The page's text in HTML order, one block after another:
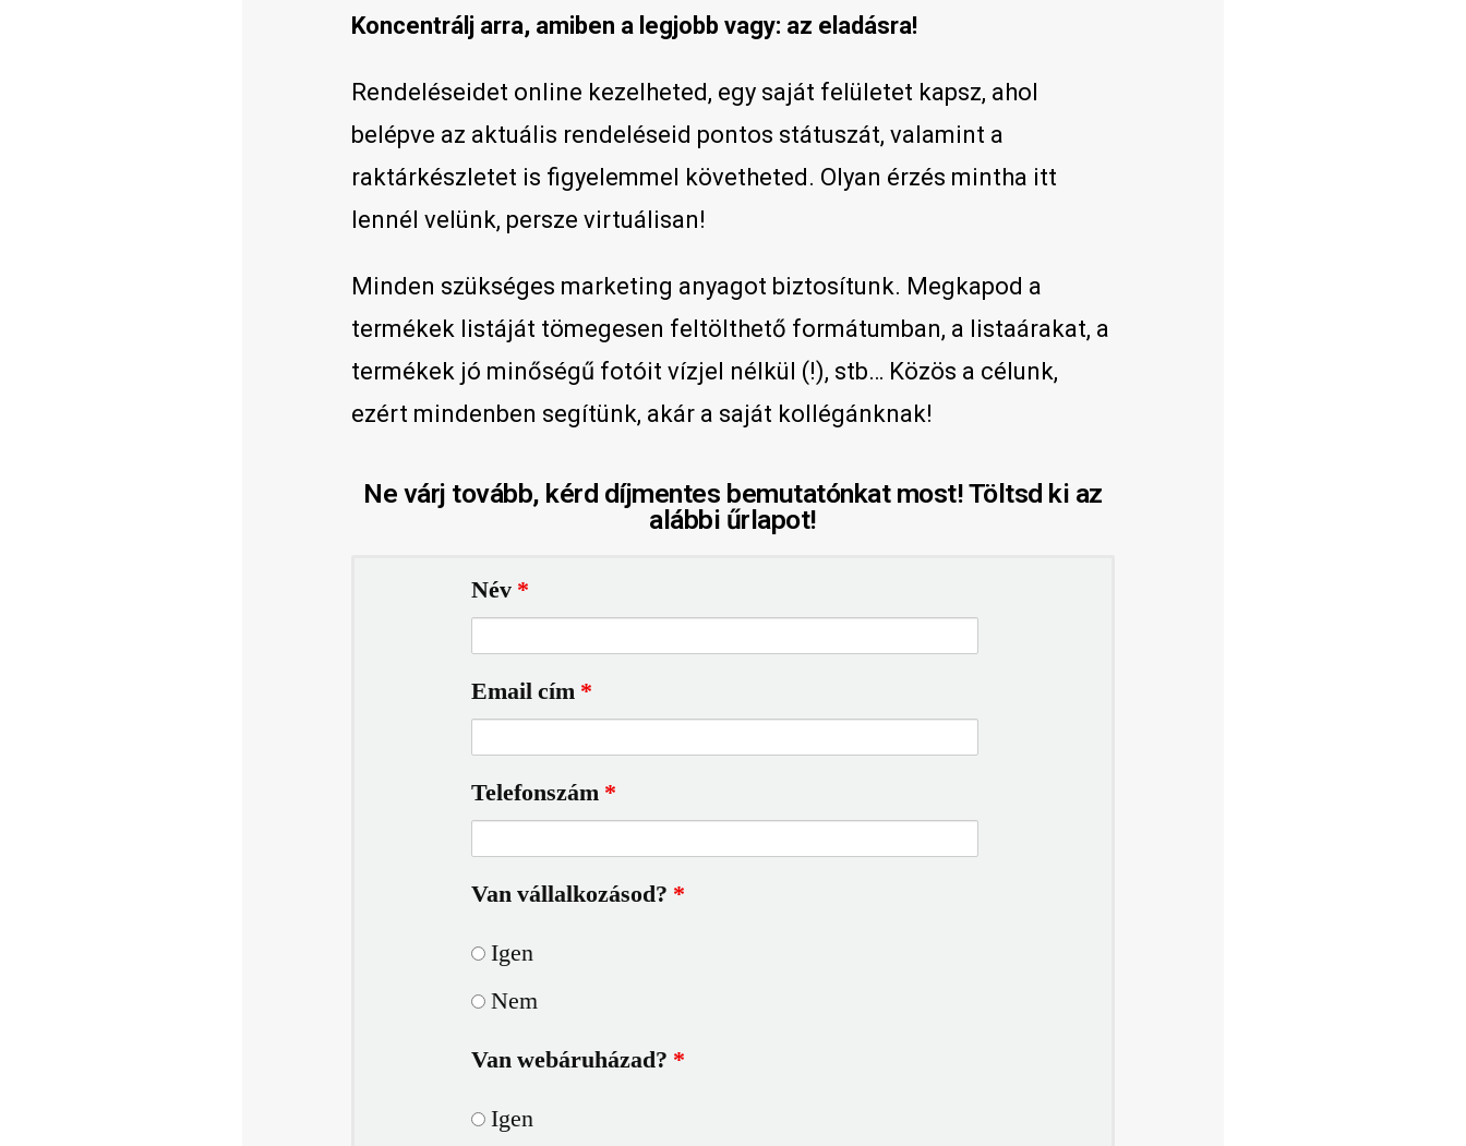
Koncentrálj arra, amiben a legjobb vagy: az eladásra!
Rendeléseidet online kezelheted, egy saját felületet kapsz, ahol
belépve az aktuális rendeléseid pontos státuszát, valamint a
raktárkészletet is figyelemmel követheted. Olyan érzés mintha itt
lennél velünk, persze virtuálisan!
Minden szükséges marketing anyagot biztosítunk. Megkapod a
termékek listáját tömegesen feltölthető formátumban, a listaárakat, a
termékek jó minőségű fotóit vízjel nélkül (!), stb… Közös a célunk,
ezért mindenben segítünk, akár a saját kollégánknak!
Ne várj tovább, kérd díjmentes bemutatónkat most! Töltsd ki az
alábbi űrlapot!
Név *
Email cím *
Telefonszám *
Van vállalkozásod? *
Igen
Nem
Van webáruházad? *
Igen